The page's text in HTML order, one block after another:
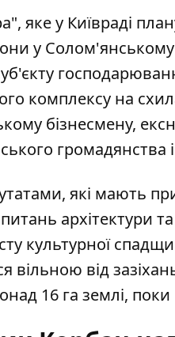
яке у Київраді
у
комплексу на
бізнесмену,
громадянства
які мають
питань архітектури
культурної
вільною від
16 га землі,